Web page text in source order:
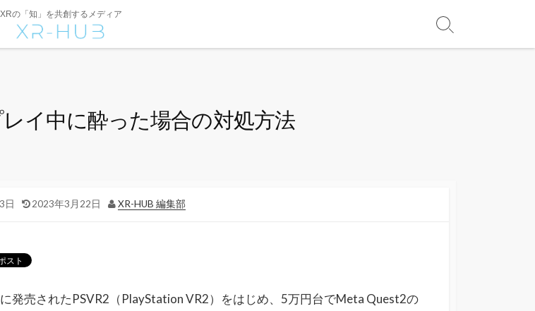
XRの「知」を共創するメディア
イ中に酔った場合の対処方法
日 2023年3月22日 XR-HUB 編集部
発売されたPSVR2（PlayStation VR2）をはじめ、5万円台でMeta Quest2の